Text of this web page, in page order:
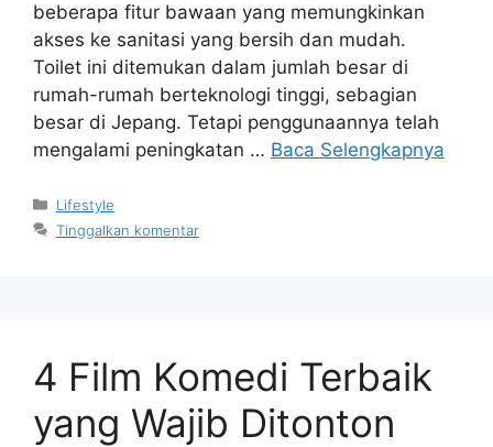
beberapa fitur bawaan yang memungkinkan
akses ke sanitasi yang bersih dan mudah.
Toilet ini ditemukan dalam jumlah besar di
rumah-rumah berteknologi tinggi, sebagian
besar di Jepang. Tetapi penggunaannya telah
mengalami peningkatan … Baca Selengkapnya
Kategori
Lifestyle
Tinggalkan komentar
4 Film Komedi Terbaik
yang Wajib Ditonton